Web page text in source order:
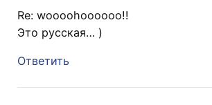
Re: woooohoooooo!!
Это русская… )
Ответить